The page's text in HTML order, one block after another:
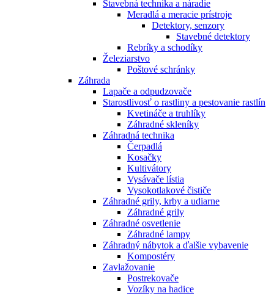
Stavebná technika a náradie
Meradlá a meracie prístroje
Detektory, senzory
Stavebné detektory
Rebríky a schodíky
Železiarstvo
Poštové schránky
Záhrada
Lapače a odpudzovače
Starostlivosť o rastliny a pestovanie rastlín
Kvetináče a truhlíky
Záhradné skleníky
Záhradná technika
Čerpadlá
Kosačky
Kultivátory
Vysávače lístia
Vysokotlakové čističe
Záhradné grily, krby a udiarne
Záhradné grily
Záhradné osvetlenie
Záhradné lampy
Záhradný nábytok a ďalšie vybavenie
Kompostéry
Zavlažovanie
Postrekovače
Vozíky na hadice